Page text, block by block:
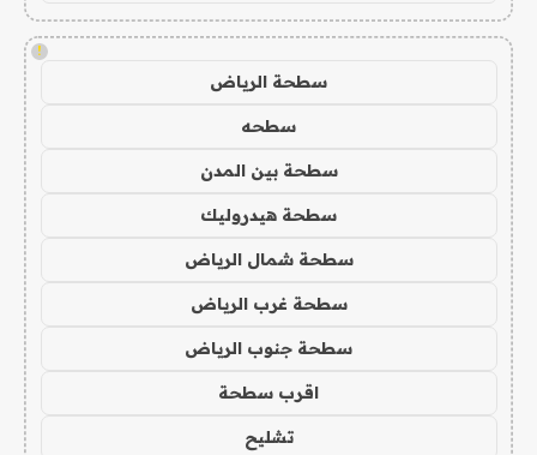
!
سطحة الرياض
سطحه
سطحة بين المدن
سطحة هيدروليك
سطحة شمال الرياض
سطحة غرب الرياض
سطحة جنوب الرياض
اقرب سطحة
تشليح